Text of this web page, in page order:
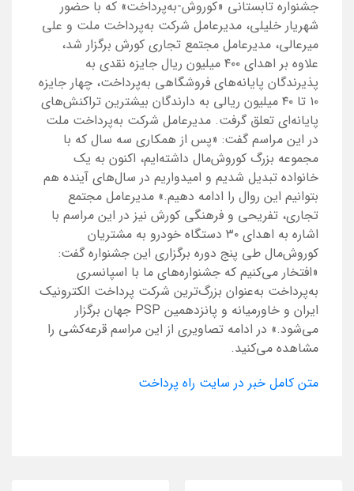
جشنواره تابستانی «کوروش-به‌پرداخت» که با حضور
شهریار خلیلی، مدیرعامل شرکت به‌پرداخت ملت و علی
میرعالی، مدیرعامل مجتمع تجاری کورش برگزار شد،
علاوه بر اهدای ۴۰۰ میلیون ریال جایزه نقدی به
پذیرندگان پایانه‌های فروشگاهی به‌پرداخت، چهار جایزه
۱۰ تا ۴۰ میلیون ریالی به دارندگان بیشترین تراکنش‌های
پایانه‌ای تعلق گرفت. مدیرعامل شرکت به‌پرداخت ملت
در این مراسم گفت: «پس از همکاری سه سال که با
مجموعه بزرگ کوروش‌مال داشته‌ایم، اکنون به یک
خانواده تبدیل شدیم و امیدواریم در سال‌های آینده هم
بتوانیم این روال را ادامه دهیم.» مدیرعامل مجتمع
تجاری، تفریحی و فرهنگی کورش نیز در این مراسم با
اشاره به اهدای ۳۰ دستگاه خودرو به مشتریان
کوروش‌مال طی پنج دوره برگزاری این جشنواره گفت:
«افتخار می‌کنیم که جشنواره‌های ما با اسپانسری
به‌پرداخت به‌عنوان بزرگ‌ترین شرکت پرداخت الکترونیک
ایران و خاورمیانه و پانزدهمین PSP جهان برگزار
می‌شود.» در ادامه تصاویری از این مراسم قرعه‌کشی را
مشاهده می‌کنید.
متن کامل خبر در سایت راه پرداخت